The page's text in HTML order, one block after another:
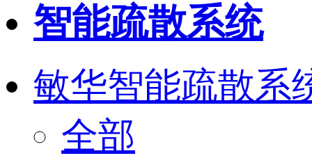
智能疏散系统
敏华智能疏散系
全部